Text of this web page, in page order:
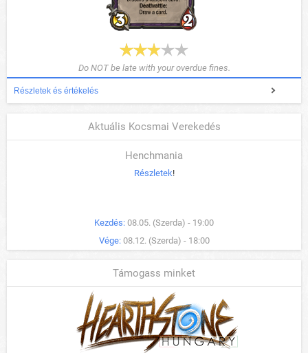
Do NOT be late with your overdue fines.
Részletek és értékelés
Aktuális Kocsmai Verekedés
Henchmania
Részletek!
Kezdés: 08.05. (Szerda) - 19:00
Vége: 08.12. (Szerda) - 18:00
Támogass minket